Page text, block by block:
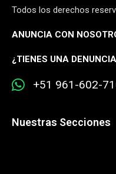
Todos los derechos
ANUNCIA CON
¿TIENES UNA
+51 961-602-
Nuestras Secciones